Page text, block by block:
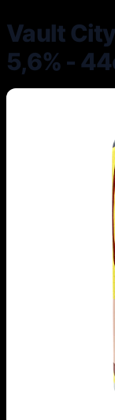
Vault
5,6% -